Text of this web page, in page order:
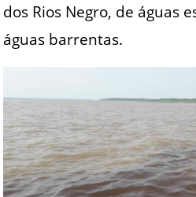
dos Rios Negro, de águas
águas barrentas.